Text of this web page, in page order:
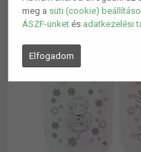
meg a süti (cookie)
ÁSZF-ünket és adatkezelési
Elfogadom